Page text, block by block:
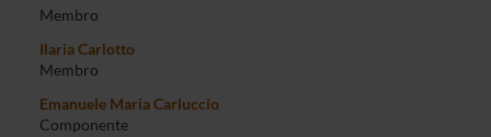
Membro
Ilaria Carlotto
Membro
Emanuele Maria Carluccio
Componente